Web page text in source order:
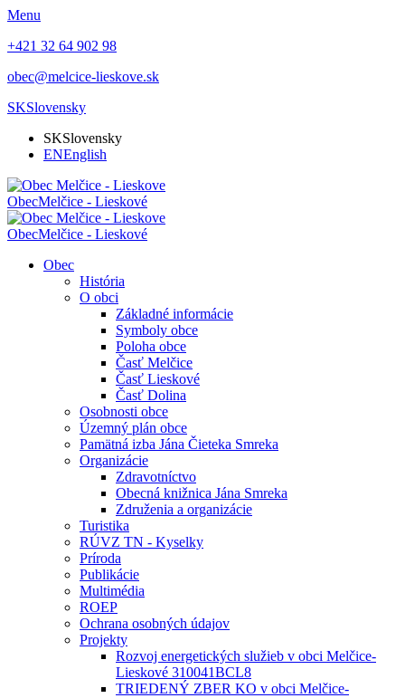
Menu
+421 32 64 902 98
obec@melcice-lieskove.sk
SKSlovensky
SKSlovensky
ENEnglish
ObecMelčice - Lieskové
ObecMelčice - Lieskové
Obec
História
O obci
Základné informácie
Symboly obce
Poloha obce
Časť Melčice
Časť Lieskové
Časť Dolina
Osobnosti obce
Územný plán obce
Pamätná izba Jána Čieteka Smreka
Organizácie
Zdravotníctvo
Obecná knižnica Jána Smreka
Združenia a organizácie
Turistika
RÚVZ TN - Kyselky
Príroda
Publikácie
Multimédia
ROEP
Ochrana osobných údajov
Projekty
Rozvoj energetických služieb v obci Melčice-
Lieskové 310041BCL8
TRIEDENÝ ZBER KO v obci Melčice-